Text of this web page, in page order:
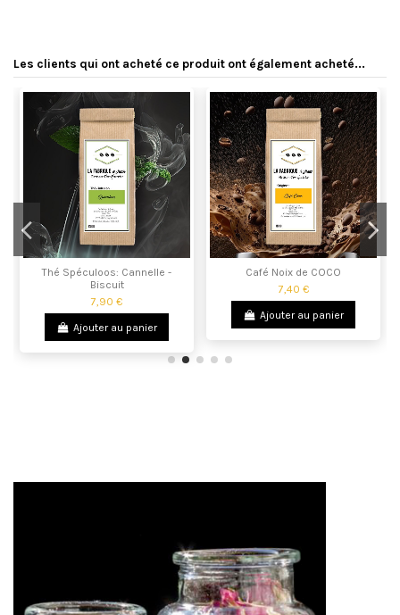
Les clients qui ont acheté ce produit ont également acheté...
Thé Spéculoos: Cannelle -
Biscuit
7,90 €
Ajouter au panier
Café Noix de COCO
7,40 €
Ajouter au panier